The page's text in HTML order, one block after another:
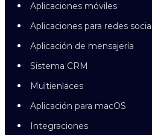
Aplicaciones móviles
Aplicaciones para redes
Aplicación de mensajería
Sistema CRM
Multienlaces
Aplicación para macOS
Integraciones